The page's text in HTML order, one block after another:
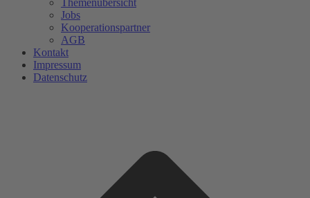
Themenübersicht
Jobs
Kooperationspartner
AGB
Kontakt
Impressum
Datenschutz